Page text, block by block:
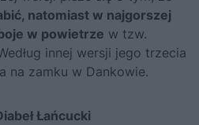
natomiast w najgorszej
w powietrze w tzw.
innej wersji jego trzecia
na zamku w Dankowie.
Łańcucki